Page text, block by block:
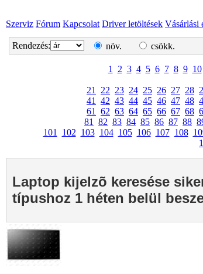
Szerviz Fórum Kapcsolat Driver letöltések Vásárlási
Rendezés: növ. csökk.
1 2 3 4 5 6 7 8 9 10
21 22 23 24 25 26 27 28
41
42 43 44 45 46 47 48
61
62 63 64 65 66 67 68
81
82 83 84 85 86 87 88
101
102 103 104 105 106 107 108
Laptop kijelzõ keresése
típushoz 1 héten belül